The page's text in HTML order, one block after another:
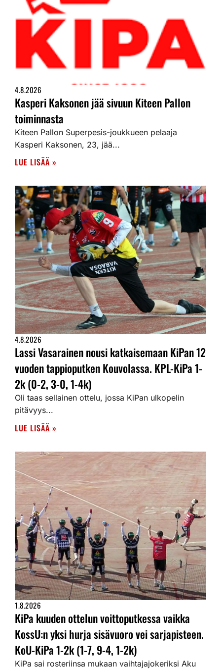
4.8.2026
Kasperi Kaksonen jää sivuun Kiteen Pallon
toiminnasta
Kiteen Pallon Superpesis-joukkueen pelaaja
Kasperi Kaksonen, 23, jää...
LUE LISÄÄ »
4.8.2026
Lassi Vasarainen nousi katkaisemaan KiPan 12
vuoden tappioputken Kouvolassa. KPL-KiPa 1-
2k (0-2, 3-0, 1-4k)
Oli taas sellainen ottelu, jossa KiPan ulkopelin
pitävyys...
LUE LISÄÄ »
1.8.2026
KiPa kuuden ottelun voittoputkessa vaikka
KossU:n yksi hurja sisävuoro vei sarjapisteen.
KoU-KiPa 1-2k (1-7, 9-4, 1-2k)
KiPa sai rosteriinsa mukaan vaihtajajokeriksi Aku